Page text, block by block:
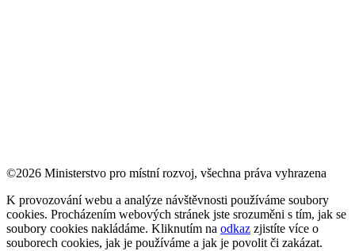
©2026 Ministerstvo pro místní rozvoj, všechna práva vyhrazena
K provozování webu a analýze návštěvnosti používáme soubory
cookies. Procházením webových stránek jste srozuměni s tím, jak se
soubory cookies nakládáme. Kliknutím na odkaz zjistíte více o
souborech cookies, jak je používáme a jak je povolit či zakázat.